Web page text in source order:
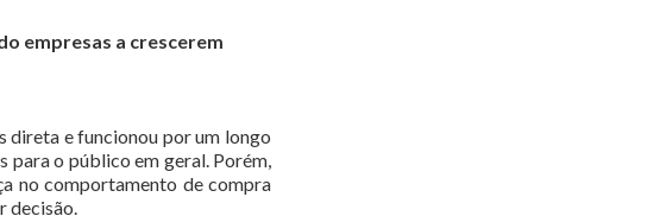
empresas a crescerem
direta e funcionou por um longo
para o público em geral. Porém,
no comportamento de compra
decisão.